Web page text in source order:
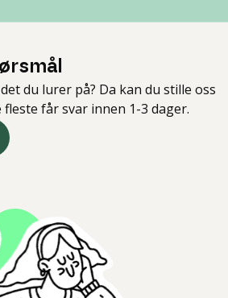
du lurer på? Da kan du stille oss
får svar innen 1-3 dager.